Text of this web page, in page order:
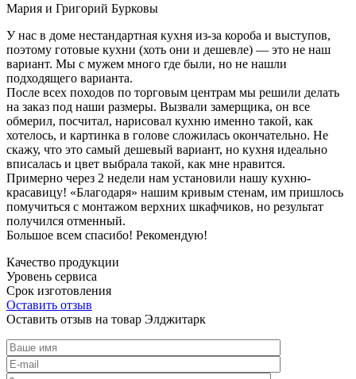
Мария и Григорий Бурковы
У нас в доме нестандартная кухня из-за короба и выступов,
поэтому готовые кухни (хоть они и дешевле) — это не наш
вариант. Мы с мужем много где были, но не нашли
подходящего варианта.
После всех походов по торговым центрам мы решили делать
на заказ под наши размеры. Вызвали замерщика, он все
обмерил, посчитал, нарисовал кухню именно такой, как
хотелось, и картинка в голове сложилась окончательно. Не
скажу, что это самый дешевый вариант, но кухня идеально
вписалась и цвет выбрала такой, как мне нравится.
Примерно через 2 недели нам установили нашу кухню-
красавицу! «Благодаря» нашим кривым стенам, им пришлось
помучиться с монтажом верхних шкафчиков, но результат
получился отменный.
Большое всем спасибо! Рекомендую!
Качество продукции
Уровень сервиса
Срок изготовления
Оставить отзыв
Оставить отзыв на товар Элджитарк